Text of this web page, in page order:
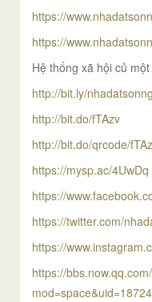
https://
https://
Hệ thống xã hội củ
http://bit.ly/
http://bit.do/fTAzv
http://bit.do/qrcode/
https://mysp.ac/4UwDq
https://
https://twitter.com/
https://
https://